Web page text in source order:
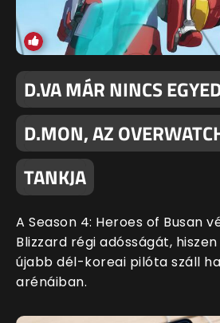
D.VA MÁR NINCS
D.MON, AZ
TANKJA
A Season 4: Heroes of Busan
Blizzard régi adósságát,
újabb dél-koreai pilóta száll
arénáiban.